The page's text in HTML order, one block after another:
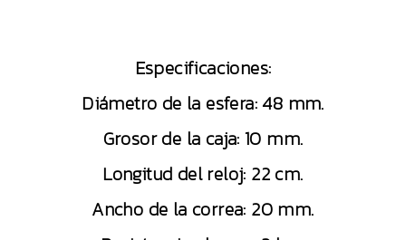
Especificaciones:
Diámetro de la esfera: 48 mm.
Grosor de la caja: 10 mm.
Longitud del reloj: 22 cm.
Ancho de la correa: 20 mm.